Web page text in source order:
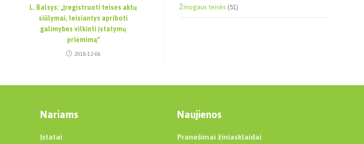
L. Balsys: „Įregistruoti teisės aktų
siūlymai, leisiantys apriboti
galimybes vilkinti įstatymų
priėmimą“
2018-12-06
Žmogaus teisės(51)
Nariams
Įstatai
Naujienos
Pranešimai žiniasklaidai